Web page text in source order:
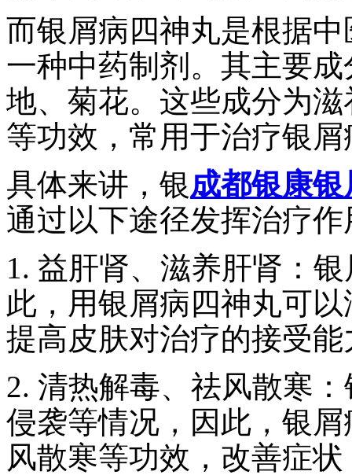
而银屑病四神丸是根据
一种中药制剂。其主要
地、菊花。这些成分为
等功效，常用于治疗银
具体来讲，银成都银康
通过以下途径发挥治疗作
1. 益肝肾、滋养肝肾：
此，用银屑病四神丸可
提高皮肤对治疗的接受能
2. 清热解毒、祛风散寒
侵袭等情况，因此，银
风散寒等功效，改善症